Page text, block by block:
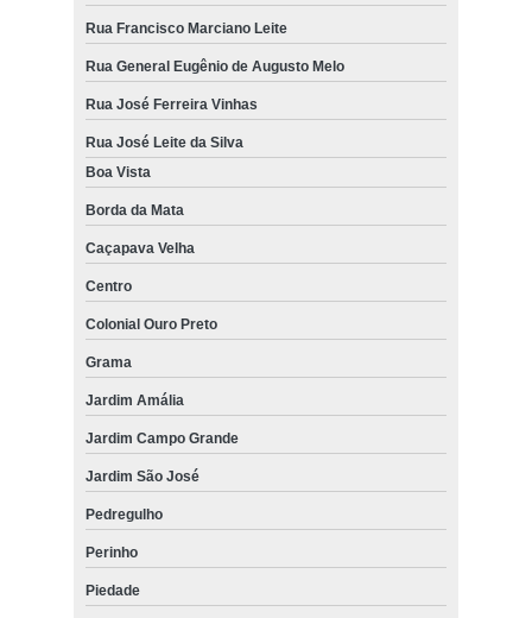
Rua Francisco Marciano Leite
Rua General Eugênio de Augusto Melo
Rua José Ferreira Vinhas
Rua José Leite da Silva
Boa Vista
Borda da Mata
Caçapava Velha
Centro
Colonial Ouro Preto
Grama
Jardim Amália
Jardim Campo Grande
Jardim São José
Pedregulho
Perinho
Piedade